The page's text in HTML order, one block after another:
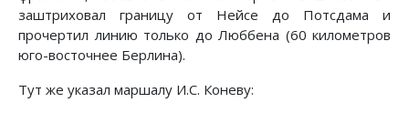
заштриховал границу от Нейсе до Потсдама и
прочертил линию только до Люббена (60 километров
юго-восточнее Берлина).
Тут же указал маршалу И.С. Коневу: